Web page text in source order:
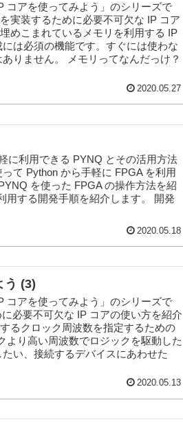
コアを使ってみよう」のシリーズで
実装するために必要不可欠な IP コア
めこまれているメモリを利用する IP
は必須の機能です。すぐには使わな
りません。 メモリってなんだっけ？
2020.05.27
に利用できる PYNQ とその活用方法
て Python から手軽に FPGA を利用
を使った FPGA の操作方法を紹
用する開発手順を紹介します。 開発
2020.05.18
う (3)
コアを使ってみよう」のシリーズで
必要不可欠な IP コアの使い方を紹介
るクロック周波数を指定するための
より高い周波数でロジックを駆動した
い、接続するデバイスにあわせた
2020.05.13